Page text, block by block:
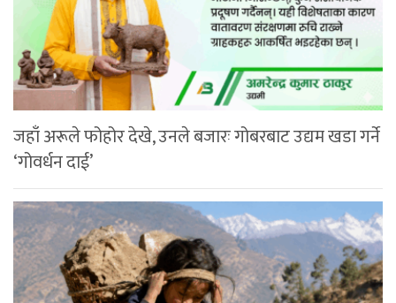
जहाँ अरूले फोहोर देखे, उनले बजारः गोबरबाट उद्यम खडा गर्ने
‘गोवर्धन दाई’